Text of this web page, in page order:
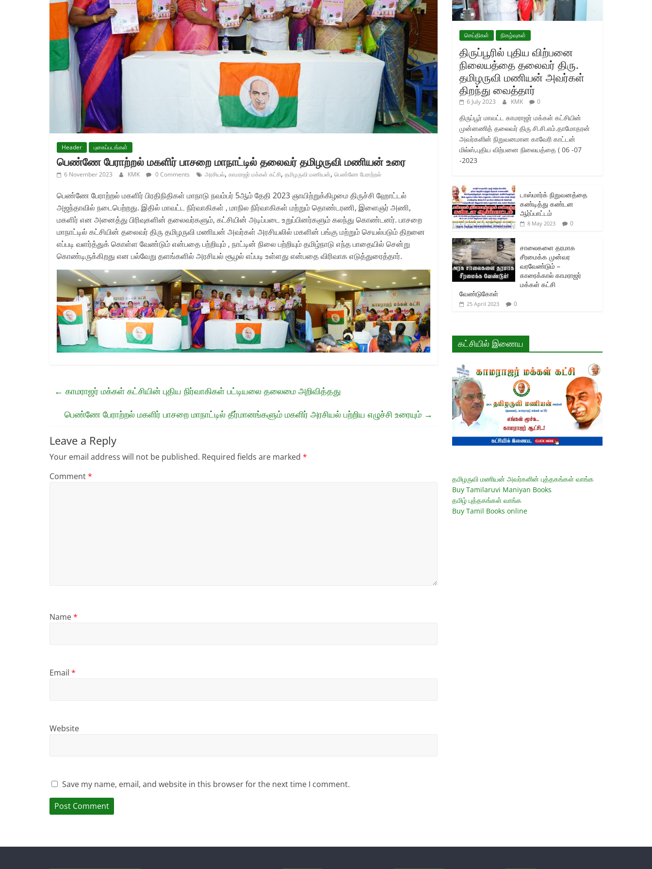
Header புகைப்படங்கள்
பெண்ணே பேராற்றல் மகளிர் பாசறை மாநாட்டில் தலைவர் தமிழருவி மணியன் உரை
6 November 2023 KMK 0 Comments அரசியல், காமராஜர் மக்கள் கட்சி, தமிழருவி மணியன், பெண்ணே பேராற்றல்
பெண்ணே பேராற்றல் மகளிர் பிரதிநிதிகள் மாநாடு நவம்பர் 5ஆம் தேதி 2023 ஞாயிற்றுக்கிழமை திருச்சி ஹோட்டல்
அஜந்தாவில் நடைபெற்றது. இதில் மாவட்ட நிர்வாகிகள் , மாநில நிர்வாகிகள் மற்றும் தொண்டரணி, இளைஞர் அணி,
மகளிர் என அனைத்து பிரிவுகளின் தலைவர்களும், கட்சியின் அடிப்படை உறுப்பினர்களும் கலந்து கொண்டனர். பாசறை
மாநாட்டில் கட்சியின் தலைவர் திரு தமிழருவி மணியன் அவர்கள் அரசியலில் மகளின் பங்கு மற்றும் செயல்படும் திறனை
எப்படி வளர்த்துக் கொள்ள வேண்டும் என்பதை பற்றியும் , நாட்டின் நிலை பற்றியும் தமிழ்நாடு எந்த பாதையில் சென்று
கொண்டிருக்கிறது என பல்வேறு தளங்களில் அரசியல் சூழல் எப்படி உள்ளது என்பதை விரிவாக எடுத்துரைத்தார்.
← காமராஜர் மக்கள் கட்சியின் புதிய நிர்வாகிகள் பட்டியலை தலைமை அறிவித்தது
பெண்ணே பேராற்றல் மகளிர் பாசறை மாநாட்டில் தீர்மானங்களும் மகளிர் அரசியல் பற்றிய எழுச்சி உரையும் →
Leave a Reply
Your email address will not be published. Required fields are marked *
Comment*
Name*
Email *
Website
Save my name, email, and website in this browser for the next time I comment.
செய்திகள் நிகழ்வுகள்
திருப்பூரில் புதிய விற்பனை
நிலையத்தை தலைவர் திரு.
தமிழருவி மணியன் அவர்கள்
திறந்து வைத்தார்
6 July 2023 KMK 0
திருப்பூர் மாவட்ட காமராஜர் மக்கள் கட்சியின்
முன்னணித் தலைவர் திரு சி.சி.எம்.தாமோதரன்
அவர்களின் நிறுவனமான காவேரி காட்டன்
மில்ஸ்,புதிய விற்பனை நிலையத்தை ( 06 -07
-2023
டாஸ்மார்க் நிறுவனத்தை
கண்டித்து கண்டன
ஆர்ப்பாட்டம்
8 May 2023 0
சாலைகளை தரமாக
சீரமைக்க முன்வர
வரவேண்டும் –
காரைக்கால் காமராஜர்
மக்கள் கட்சி
வேண்டுகோள்
25 April 2023 0
கட்சியில் இணைய
தமிழருவி மணியன் அவர்களின் புத்தகங்கள் வாங்க
Buy Tamilaruvi Maniyan Books
தமிழ் புத்தகங்கள் வாங்க
Buy Tamil Books online